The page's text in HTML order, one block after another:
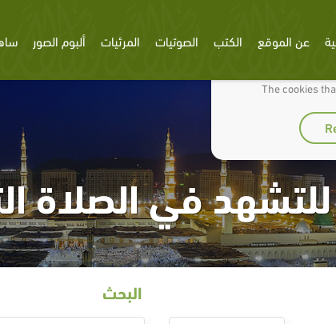
We use cookies to
The cookies
عن الموقع الكتب الصوتيات المرئيات ألبوم الصور
في الصلاة
البحث